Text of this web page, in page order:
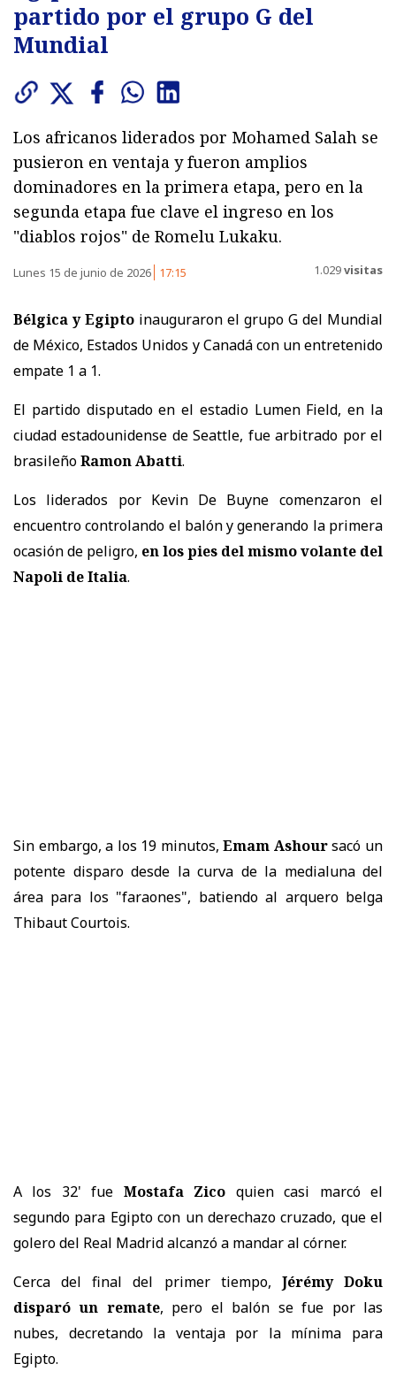
partido por el grupo G del
Mundial
Los africanos liderados por Mohamed Salah se
pusieron en ventaja y fueron amplios
dominadores en la primera etapa, pero en la
segunda etapa fue clave el ingreso en los
"diablos rojos" de Romelu Lukaku.
Lunes 15 de junio de 2026 17:15 1.029visitas
Bélgica y Egipto inauguraron el grupo G del Mundial
de México, Estados Unidos y Canadá con un entretenido
empate 1 a 1.
El partido disputado en el estadio Lumen Field, en la
ciudad estadounidense de Seattle, fue arbitrado por el
brasileñoRamon Abatti.
Los liderados por Kevin De Buyne comenzaron el
encuentro controlando el balón y generando la primera
ocasión de peligro, en los pies del mismo volante del
Napoli de Italia.
Sin embargo, a los 19 minutos,Emam Ashoursacó un
potente disparo desde la curva de la medialuna del
área para los "faraones", batiendo al arquero belga
Thibaut Courtois.
A los 32' fue Mostafa Zico quien casi marcó el
segundo para Egipto con un derechazo cruzado, que el
golero del Real Madrid alcanzó a mandar al córner.
Cerca del final del primer tiempo, Jérémy Doku
disparó un remate, pero el balón se fue por las
nubes, decretando la ventaja por la mínima para
Egipto.